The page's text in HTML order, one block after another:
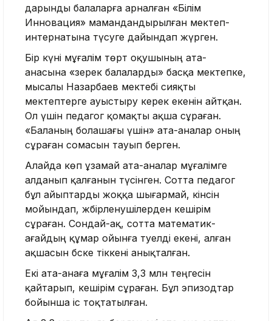
дарынды балаларға арналған «Білім
Инновация» мамандандырылған мектеп-
интернатына түсуге дайындап жүрген.
Бір күні мұғалім төрт оқушының ата-
анасына «зерек балаларды» басқа мектепке,
мысалы Назарбаев мектебі сияқты
мектептерге ауыстыру керек екенін айтқан.
Ол үшін педагог қомақты ақша сұраған.
«Баланың болашағы үшін» ата-аналар оның
сұраған сомасын тауып берген.
Алайда көп ұзамай ата-аналар мұғалімге
алданып қалғанын түсінген. Сотта педагог
бұл айыптарды жоққа шығармай, кінәсін
мойындап, жәбірленушілерден кешірім
сұраған. Сондай-ақ, сотта математик-
ағайдың құмар ойынға тәуелді екені, алған
ақшасын бәске тіккені анықталған.
Екі ата-анаға мұғалім 3,3 млн теңгесін
қайтарып, кешірім сұраған. Бұл эпизодтар
бойынша іс тоқтатылған.